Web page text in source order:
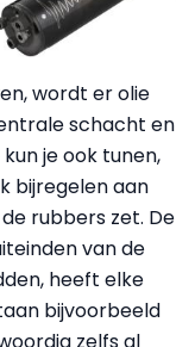
wordt er olie
schacht en
je ook tunen,
bijregelen aan
rubbers zet. De
van de
heeft elke
bijvoorbeeld
zelfs al